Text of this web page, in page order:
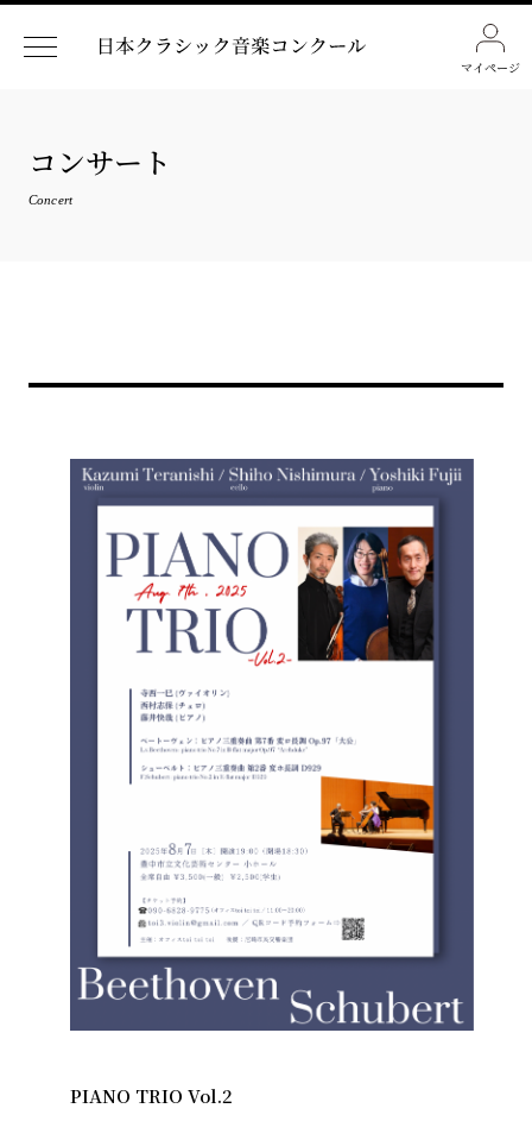
マイページ
コンサート
Concert
PIANO TRIO Vol.2